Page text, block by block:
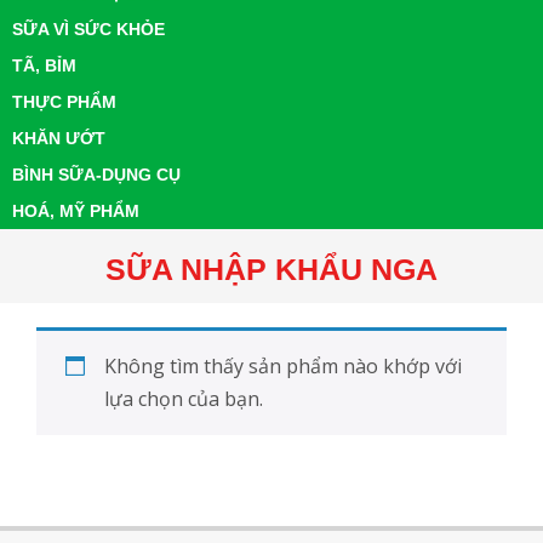
SỮA VÌ SỨC KHỎE
TÃ, BỈM
THỰC PHẨM
KHĂN ƯỚT
BÌNH SỮA-DỤNG CỤ
HOÁ, MỸ PHẨM
SỮA NHẬP KHẨU NGA
Không tìm thấy sản phẩm nào khớp với
lựa chọn của bạn.